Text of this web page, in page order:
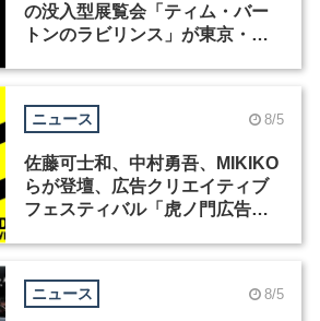
の没入型展覧会「ティム・バー
トンのラビリンス」が東京・豊
ニュース 8/5
佐藤可士和、中村勇吾、MIKIKO
らが登壇、広告クリエイティブ
フェスティバル「虎ノ門広告
ニュース 8/5